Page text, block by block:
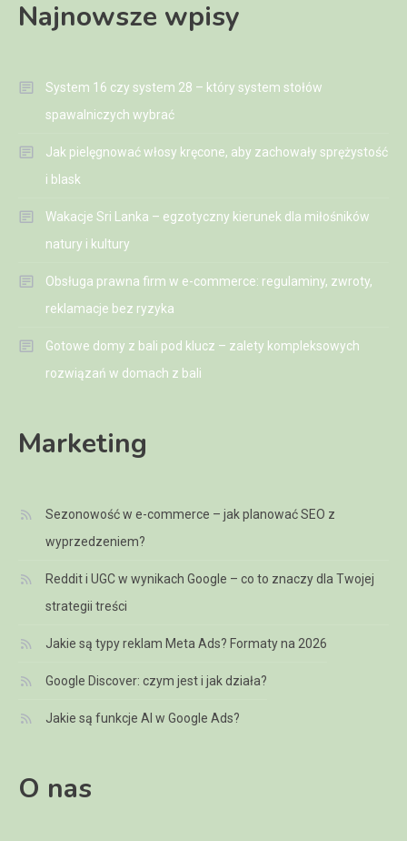
Najnowsze wpisy
System 16 czy system 28 – który system stołów
spawalniczych wybrać
Jak pielęgnować włosy kręcone, aby zachowały sprężystość
i blask
Wakacje Sri Lanka – egzotyczny kierunek dla miłośników
natury i kultury
Obsługa prawna firm w e-commerce: regulaminy, zwroty,
reklamacje bez ryzyka
Gotowe domy z bali pod klucz – zalety kompleksowych
rozwiązań w domach z bali
Marketing
Sezonowość w e-commerce – jak planować SEO z
wyprzedzeniem?
Reddit i UGC w wynikach Google – co to znaczy dla Twojej
strategii treści
Jakie są typy reklam Meta Ads? Formaty na 2026
Google Discover: czym jest i jak działa?
Jakie są funkcje AI w Google Ads?
O nas